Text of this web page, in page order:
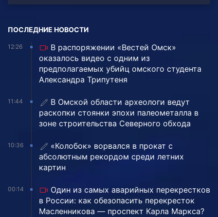
ПОСЛЕДНИЕ НОВОСТИ
12:26
В распоряжении «Вестей Омск»
оказалось видео с одним из
предполагаемых убийц омского студента
Александра Трипутеня
11:44
В Омской области археологи ведут
раскопки стоянки эпохи палеометалла в
зоне строительства Северного обхода
10:36
«Колобок» ворвался в прокат с
абсолютным рекордом среди летних
картин
00:14
Один из самых аварийных перекрестков
в России: как обезопасить перекресток
Масленникова — проспект Карла Маркса?